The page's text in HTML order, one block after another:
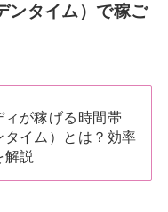
ンタイム）で稼ご
ィが稼げる時間帯
タイム）とは？効率
解説